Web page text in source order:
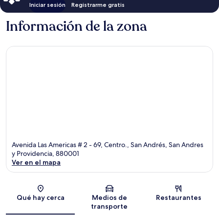
Iniciar sesión Registrarme gratis
Información de la zona
Avenida Las Americas # 2 - 69, Centro., San Andrés, San Andres
y Providencia, 880001
Ver en el mapa
Qué hay cerca
Medios de
transporte
Restaurantes